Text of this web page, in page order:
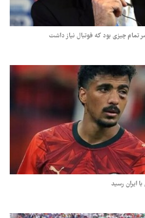
تمام چیزی بود که فوتبال نیاز داشت
ایران رسید